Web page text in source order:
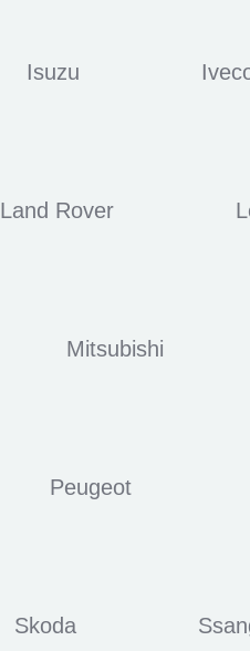
Isuzu
Land Rover
Mitsubishi
Peugeot
Skoda